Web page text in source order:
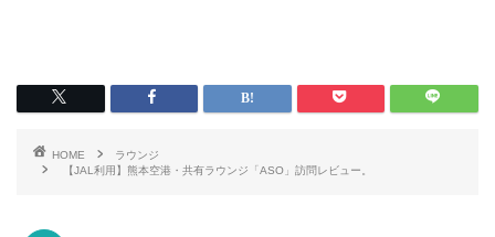
HOME
ラウンジ
【JAL利用】熊本空港・共有ラウンジ「ASO」訪問レビュー。